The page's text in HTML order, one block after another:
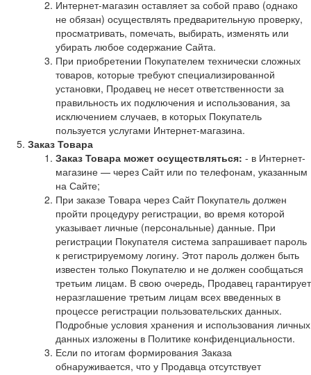
Интернет-магазин оставляет за собой право (однако
не обязан) осуществлять предварительную проверку,
просматривать, помечать, выбирать, изменять или
убирать любое содержание Сайта.
При приобретении Покупателем технически сложных
товаров, которые требуют специализированной
установки, Продавец не несет ответственности за
правильность их подключения и использования, за
исключением случаев, в которых Покупатель
пользуется услугами Интернет-магазина.
Заказ Товара
Заказ Товара может осуществляться: - в Интернет-
магазине — через Сайт или по телефонам, указанным
на Сайте;
При заказе Товара через Сайт Покупатель должен
пройти процедуру регистрации, во время которой
указывает личные (персональные) данные. При
регистрации Покупателя система запрашивает пароль
к регистрируемому логину. Этот пароль должен быть
известен только Покупателю и не должен сообщаться
третьим лицам. В свою очередь, Продавец гарантирует
неразглашение третьим лицам всех введенных в
процессе регистрации пользовательских данных.
Подробные условия хранения и использования личных
данных изложены в Политике конфиденциальности.
Если по итогам формирования Заказа
обнаруживается, что у Продавца отсутствует